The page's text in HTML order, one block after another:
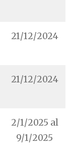
21/12/2024
21/12/2024
2/1/2025 al
9/1/2025